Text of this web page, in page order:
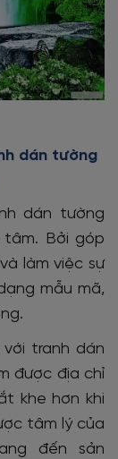
dán tường
dán tường
tâm. Bởi góp
làm việc sự
mẫu mã,
tranh dán
được địa chỉ
khe hơn khi
tâm lý của
đến sản